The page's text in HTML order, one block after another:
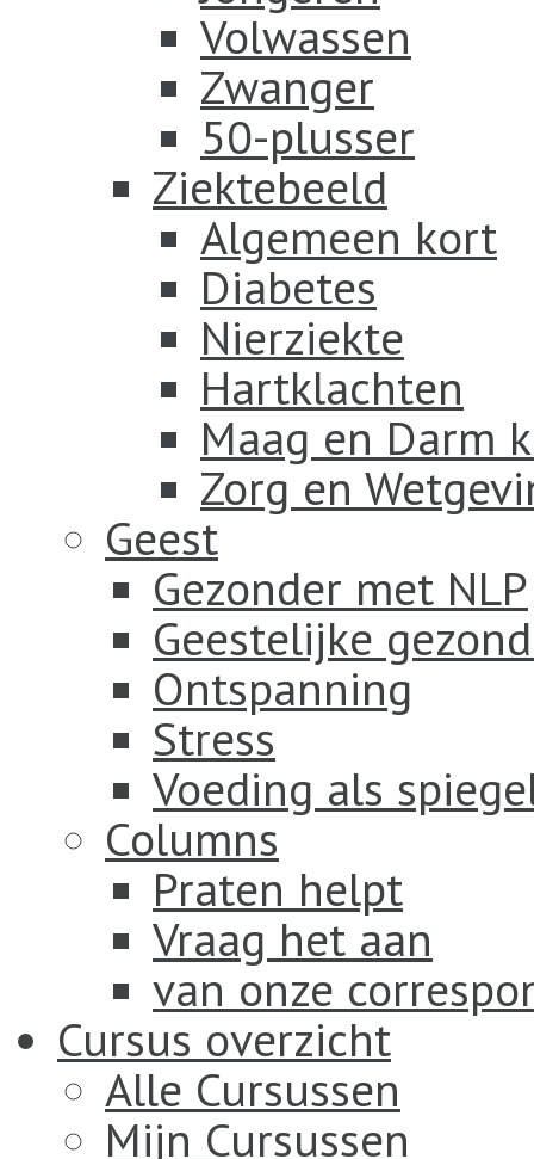
Volwassen
Zwanger
50-plusser
Ziektebeeld
Algemeen kort
Diabetes
Nierziekte
Hartklachten
Maag en Darm
Zorg en
Geest
Gezonder met NLP
Geestelijke
Ontspanning
Stress
Voeding als
Columns
Praten helpt
Vraag het aan
van onze
Cursus overzicht
Alle Cursussen
Mijn Cursussen